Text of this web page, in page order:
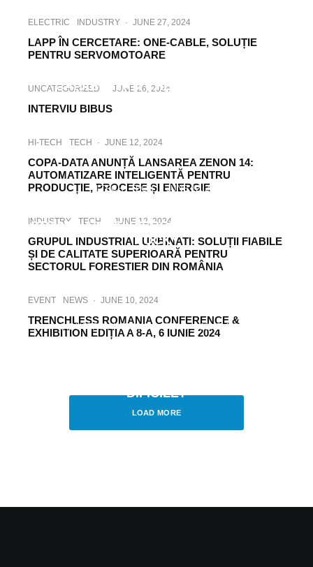
ELECTRIC INDUSTRY · JUNE 27, 2024
LAPP ÎN CERCETARE: ONE-CABLE, SOLUȚIE
PENTRU SERVOMOTOARE
CAPABILITĂȚI CHEIE ALE ANSYS
UNCATEGORIZED JUNE 26, 2024
INTERVIU BIBUS
HI-TECH TECH · JUNE 12, 2024
COPA-DATA ANUNȚĂ LANSAREA ZENON 14:
AUTOMATIZARE INTELIGENTĂ PENTRU
PRODUCȚIE, PROCESE ȘI ENERGIE
HI-TECH TECH · JUNE 12, 2024
GRANULARE ȘI DISCONTINUE CU ANSYS
ROCKY
INDUSTRY TECH JUNE 12, 2024
GRUPUL INDUSTRIAL URBINATI: SOLUȚII FIABILE
ȘI DE CALITATE SUPERIOARĂ PENTRU
SECTORUL FORESTIER DIN ROMÂNIA
EVENT NEWS · JUNE 10, 2024
TRENCHLESS ROMANIA CONFERENCE &
EXHIBITION EDIȚIA A 8-A, 6 IUNIE 2024
INDUSTRY INTERVIEW TECH · JUNE 4, 2024
DIFICILE?
LOAD MORE